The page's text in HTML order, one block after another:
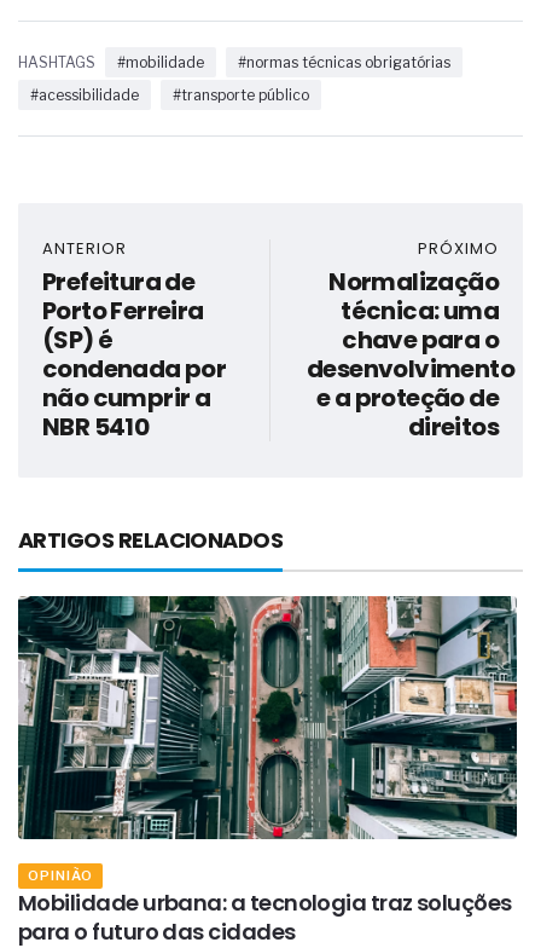
HASHTAGS #mobilidade
#normas técnicas obrigatórias
#acessibilidade
#transporte público
ANTERIOR
Prefeitura de
Porto Ferreira
(SP) é
condenada por
não cumprir a
NBR 5410
PRÓXIMO
Normalização
técnica: uma
chave para o
desenvolvimento
e a proteção de
direitos
ARTIGOS RELACIONADOS
OPINIÃO
Mobilidade urbana: a tecnologia traz soluções
para o futuro das cidades